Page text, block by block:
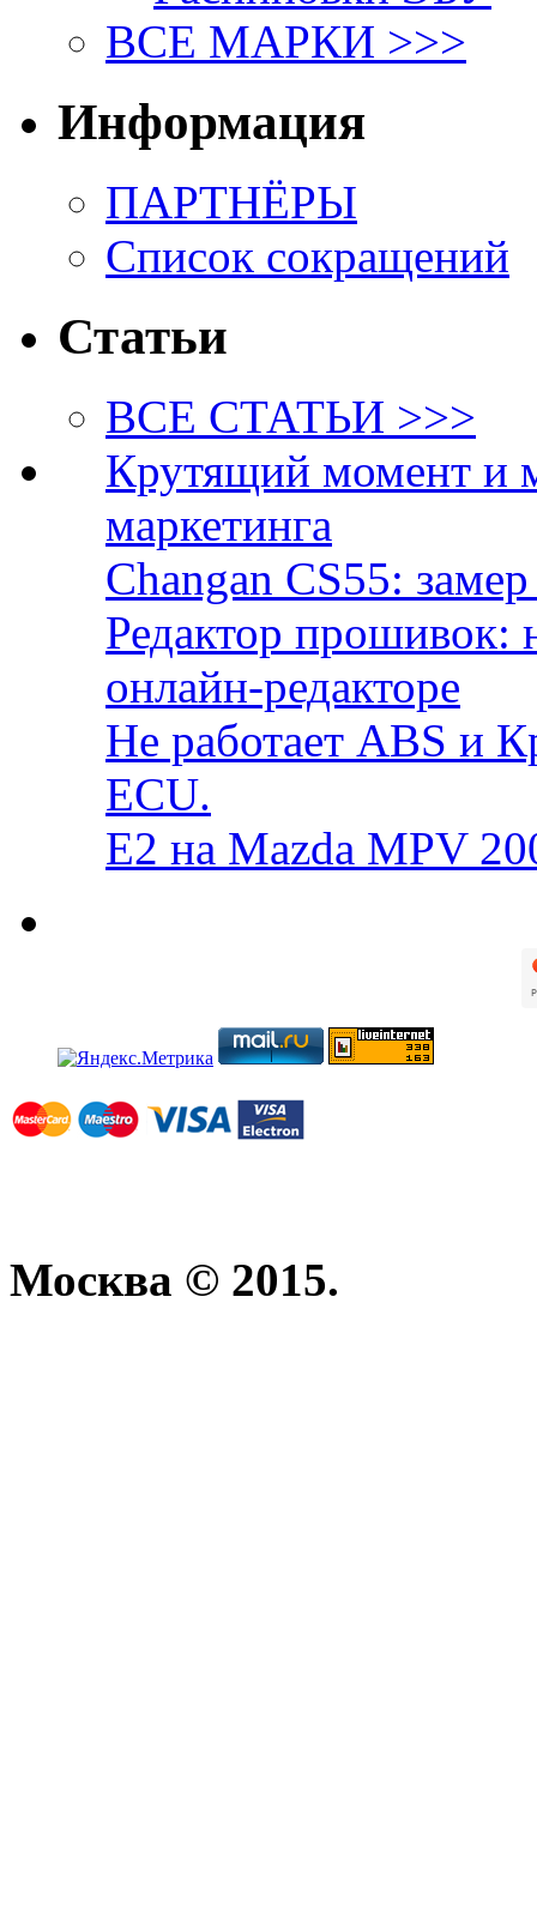
ВСЕ МАРКИ >>>
Информация
ПАРТНЁРЫ
Список сокращений
Статьи
ВСЕ СТАТЬИ >>>
Крутящий момент и
маркетинга
Changan CS55:
Редактор прошивок:
онлайн-редакторе
Не работает ABS и
ECU.
E2 на Mazda MPV
Москва © 2015.